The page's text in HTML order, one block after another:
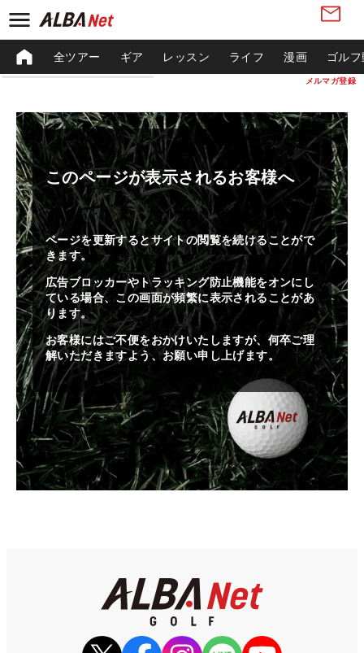
メルマガ登録
全ツアー ギア レッスン ライフ 漫画 ゴル
このページが表示されるお客様へ
ページを更新するとサイトの閲覧を続けることがで
きます。
広告ブロッカーやトラッキング防止機能をオンにし
ている場合、この画面が頻繁に表示されることがあ
ります。
お客様にはご不便をおかけいたしますが、何卒ご理
解いただきますよう、お願い申し上げます。